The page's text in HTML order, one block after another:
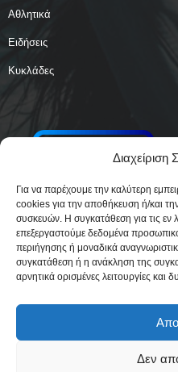
Διαχείριση
Για να παρέχουμε την καλύτερη
cookies για την αποθήκευση ή/και
συσκευών. Η συγκατάθεση για τις εν
επεξεργαστούμε δεδομένα
περιήγησης ή μοναδικά
συγκατάθεση ή η ανάκληση της
αρνητικά ορισμένες λειτουργίες και
Δεν
Αθλητικά
Ειδήσεις
Κυκλάδες